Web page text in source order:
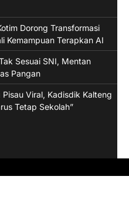
Dorong Transformasi
Kemampuan Terapkan AI
Sesuai SNI, Mentan
Pangan
Viral, Kadisdik Kalteng
Tetap Sekolah”